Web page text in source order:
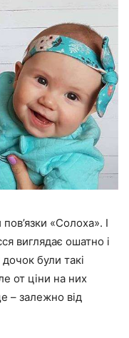
«Солоха». І
виглядає ошатно і
були такі
от ціни на них
– залежно від